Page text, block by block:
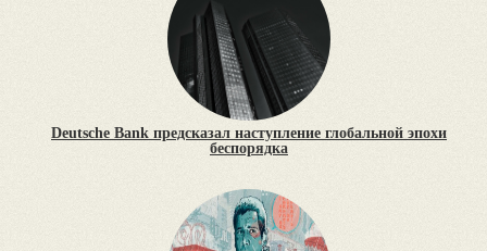
Deutsche Bank предсказал наступление глобальной эпохи
беспорядка